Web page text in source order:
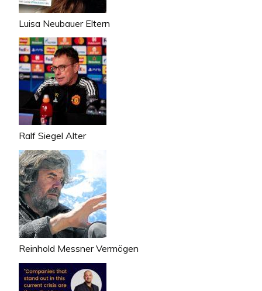
Luisa Neubauer Eltern
Ralf Siegel Alter
Reinhold Messner Vermögen